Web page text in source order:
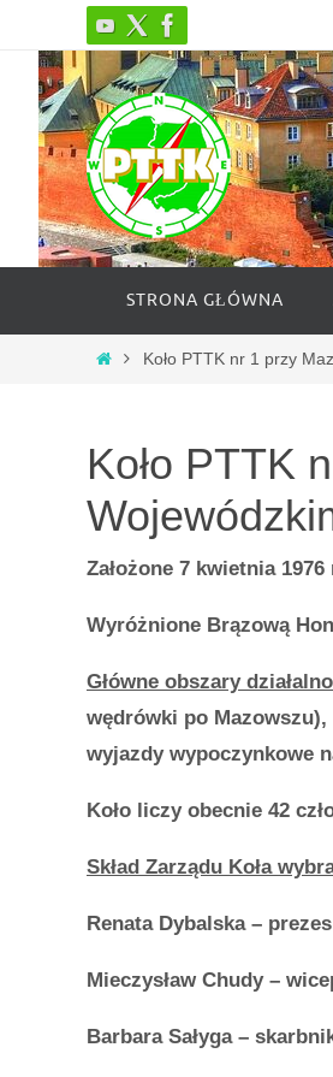
treści
treści
STRONA GŁÓWNA
StronaKoło PTTK nr 1 przy
Koło PTTK
Założone 7 kwietnia 1976
Wyróżnione Brązową
Główne obszary
wędrówki po
wyjazdy wypoczynkowe
Koło liczy obecnie 42
Skład Zarządu Koła
Renata Dybalska –
Mieczysław Chudy –
Barbara Sałyga –